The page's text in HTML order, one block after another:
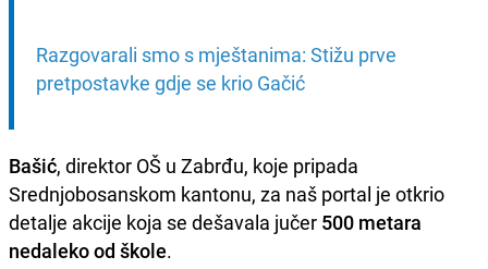
Razgovarali smo s mještanima: Stižu prve
pretpostavke gdje se krio Gačić
Bašić, direktor OŠ u Zabrđu, koje pripada
Srednjobosanskom kantonu, za naš portal je otkrio
detalje akcije koja se dešavala jučer 500 metara
nedaleko od škole.